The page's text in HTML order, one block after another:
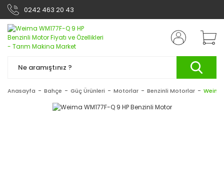
0242 463 20 43
Anasayfa Bahçe Güç Ürünleri Motorlar Benzinli Motorlar